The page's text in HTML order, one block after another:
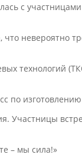
с
невероятно
технологий
по
Участницы
– мы сила!»